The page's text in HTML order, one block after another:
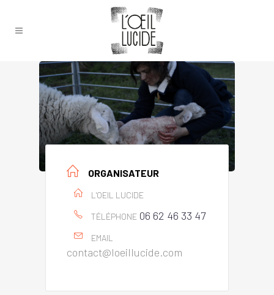
ORGANISATEUR
L'OEIL LUCIDE
TÉLÉPHONE 06 62 46 33 47
EMAIL
contact@loeillucide.com